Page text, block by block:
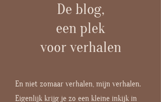
De blog,
een plek
voor verhalen
En niet zomaar verhalen, mijn verhalen.
Eigenlijk krijg je zo een kleine inkijk in